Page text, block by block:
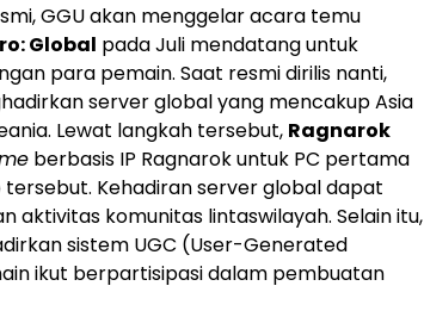
GGU akan menggelar acara temu
Global pada Juli mendatang untuk
para pemain. Saat resmi dirilis nanti,
server global yang mencakup Asia
Lewat langkah tersebut, Ragnarok
berbasis IP Ragnarok untuk PC pertama
Kehadiran server global dapat
aktivitas komunitas lintaswilayah. Selain itu,
sistem UGC (User-Generated
ikut berpartisipasi dalam pembuatan